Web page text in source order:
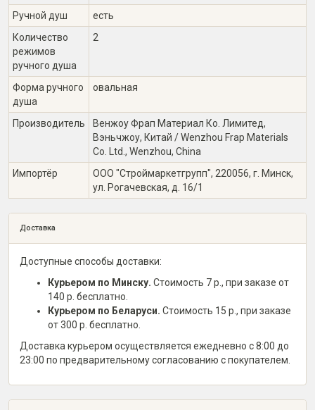
Ручной душ
есть
Количество
режимов
ручного душа
2
Форма ручного
душа
овальная
Производитель
Венжоу Фрап Материал Ко. Лимитед,
Вэньчжоу, Китай / Wenzhou Frap Materials
Co. Ltd., Wenzhou, China
Импортёр
ООО "Строймаркетгрупп", 220056, г. Минск,
ул. Рогачевская, д. 16/1
Доставка
Доступные способы доставки:
Курьером по Минску. Стоимость 7 р., при заказе от
140 р. бесплатно.
Курьером по Беларуси. Стоимость 15 р., при заказе
от 300 р. бесплатно.
Доставка курьером осуществляется ежедневно с 8:00 до
23:00 по предварительному согласованию с покупателем.